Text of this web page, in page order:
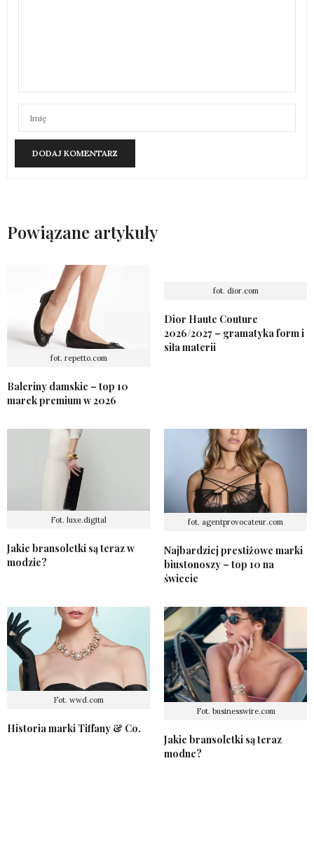
Powiązane artykuły
fot. repetto.com
Baleriny damskie – top 10
marek premium w 2026
fot. dior.com
Dior Haute Couture
2026/2027 – gramatyka form i
siła materii
Fot. luxe.digital
Jakie bransoletki są teraz w
modzie?
fot. agentprovocateur.com
Najbardziej prestiżowe marki
biustonoszy – top 10 na
świecie
Fot. wwd.com
Historia marki Tiffany & Co.
Fot. businesswire.com
Jakie bransoletki są teraz
modne?